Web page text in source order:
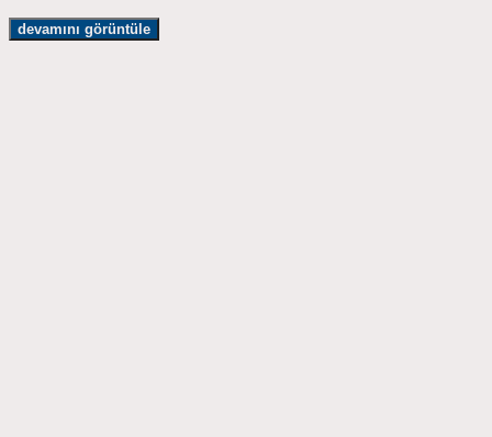
devamını görüntüle